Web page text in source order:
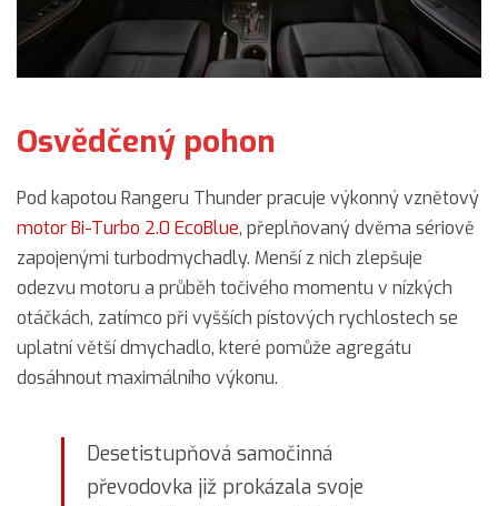
Osvědčený pohon
Pod kapotou Rangeru Thunder pracuje výkonný vznětový
motor Bi-Turbo 2.0 EcoBlue, přeplňovaný dvěma sériově
zapojenými turbodmychadly. Menší z nich zlepšuje
odezvu motoru a průběh točivého momentu v nízkých
otáčkách, zatímco při vyšších pístových rychlostech se
uplatní větší dmychadlo, které pomůže agregátu
dosáhnout maximálního výkonu.
Desetistupňová samočinná
převodovka již prokázala svoje